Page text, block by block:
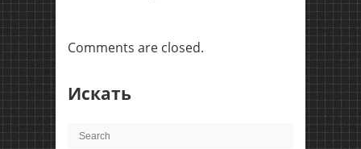
Comments are closed.
Искать